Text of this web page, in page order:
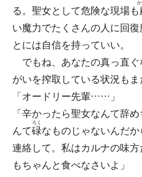
る。聖女として危険な現場も
い魔力でたくさんの人に回
とには自信を持っていい。
でもね、あなたの真っ直ぐ
がいを搾取している状況もま
「オードリー先輩……」
「辛かったら聖女なんて辞
んて碌
ろく
なものじゃないんだ
連絡して。私はカルナの味
もちゃんと食べなさいよ」